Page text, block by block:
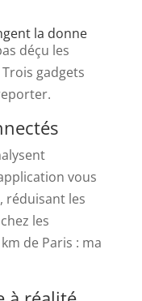
la donne
déçu les
gadgets
vous
réduisant les
les
de Paris : ma